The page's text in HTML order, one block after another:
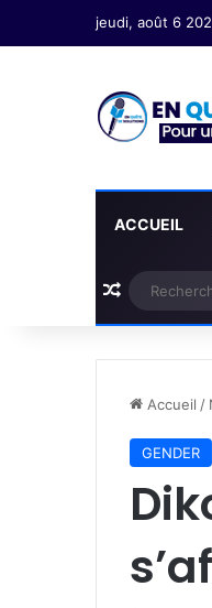
jeudi, août 6
ACCUEIL
Plus
Accueil /
GENDER